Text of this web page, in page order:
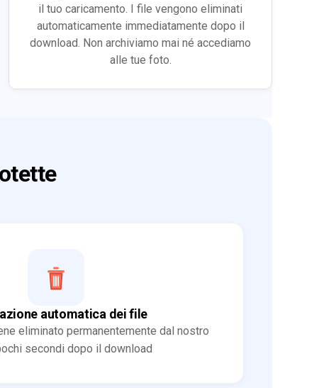
il tuo caricamento. I file vengono eliminati
automaticamente immediatamente dopo il
download. Non archiviamo mai né accediamo
alle tue foto.
automatica dei file
eliminato permanentemente dal nostro
secondi dopo il download